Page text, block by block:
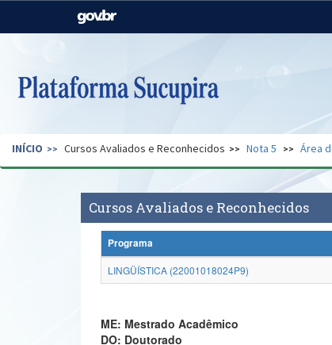
Casa Civil
Pecuária e Abastecimento
Secretaria de Governo Gabinete de Segurança
INÍCIO Cursos Avaliados e Reconhecidos Nota 5 Área
Cursos Avaliados e Reconhecidos
Programa
LINGÜÍSTICA (22001018024P9)
ME: Mestrado Acadêmico
DO: Doutorado